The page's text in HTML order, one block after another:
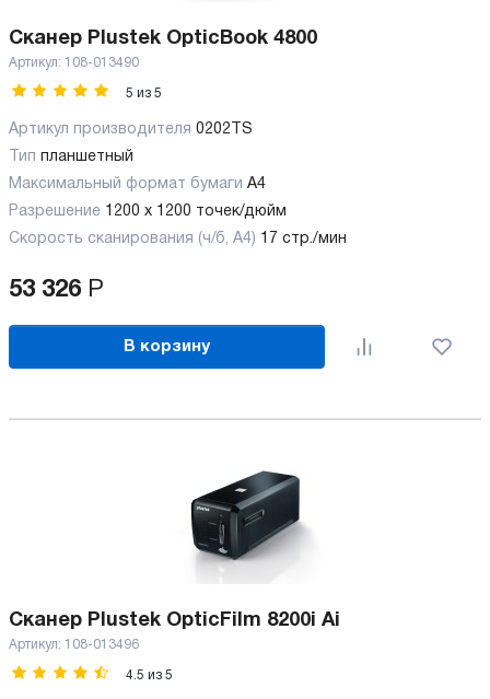
Сканер Plustek OpticBook 4800
Артикул: 108-013490
5 из 5
Артикул производителя 0202TS
Тип планшетный
Максимальный формат бумаги А4
Разрешение 1200 x 1200 точек/дюйм
Скорость сканирования (ч/б, А4) 17 стр./мин
53 326 Р
В корзину
Сканер Plustek OpticFilm 8200i Ai
Артикул: 108-013496
4.5 из 5